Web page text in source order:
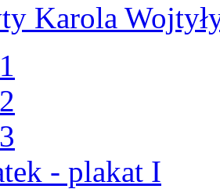
Karola
- plakat I